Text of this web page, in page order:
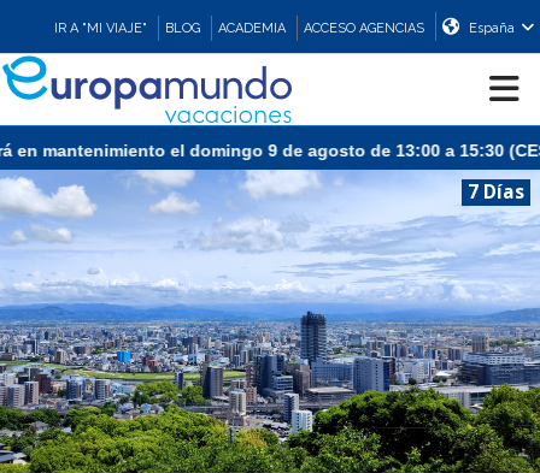
IR A "MI VIAJE" BLOG ACADEMIA ACCESO AGENCIAS España
CRUCEROS
EUROPA
ASIA
ORIENTE
PROMOCIONES
el domingo 9 de agosto de 13:00 a 15:30 (CEST/
7 Días